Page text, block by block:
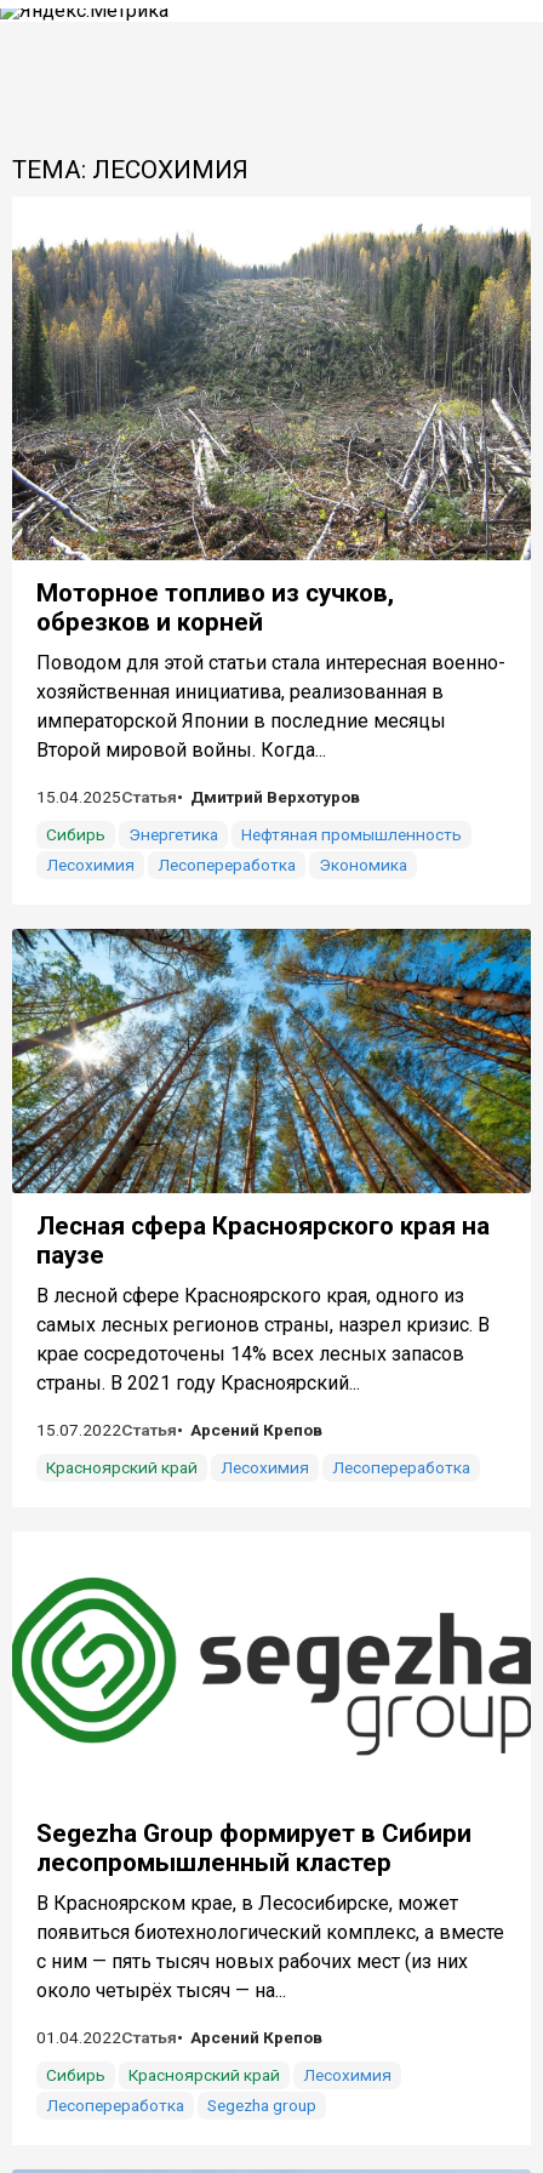
ТЕМА: ЛЕСОХИМИЯ
Моторное топливо из сучков,
обрезков и корней
Поводом для этой статьи стала интересная военно-
хозяйственная инициатива, реализованная в
императорской Японии в последние месяцы
Второй мировой войны. Когда...
15.04.2025Статья
Дмитрий Верхотуров
Сибирь
Энергетика
Нефтяная промышленность
Лесохимия
Лесопереработка Экономика
Лесная сфера Красноярского края на
паузе
В лесной сфере Красноярского края, одного из
самых лесных регионов страны, назрел кризис. В
крае сосредоточены 14% всех лесных запасов
страны. В 2021 году Красноярский...
15.07.2022Статья
Арсений Крепов
Красноярский край
Лесохимия Лесопереработка
Segezha Group формирует в Сибири
лесопромышленный кластер
В Красноярском крае, в Лесосибирске, может
появиться биотехнологический комплекс, а вместе
с ним — пять тысяч новых рабочих мест (из них
около четырёх тысяч — на...
01.04.2022Статья
Арсений Крепов
Сибирь
Красноярский край
Лесохимия
Лесопереработка
Segezha group